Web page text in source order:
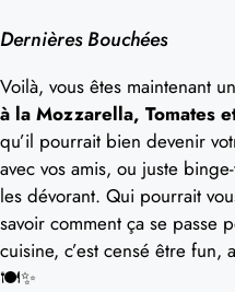
Dernières Bouchées
Voilà, vous êtes maintenant
à la Mozzarella, Tomates
qu’il pourrait bien devenir
avec vos amis, ou juste
les dévorant. Qui pourrait
savoir comment ça se passe
cuisine, c’est censé être fun,
🍽️✨